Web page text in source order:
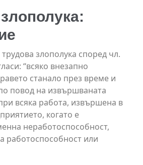
злополука според чл.
“всяко внезапно
станало през време и
повод на извършваната
всяка работа, извършена в
когато е
неработоспособност,
работоспособност или